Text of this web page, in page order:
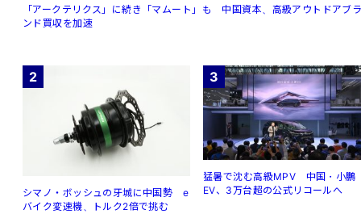
「アークテリクス」に続き「マムート」も 中国資本、高級アウトドアブ
ンド買収を加速
2
シマノ・ボッシュの牙城に中国勢 e
バイク変速機、トルク2倍で挑む
3
猛暑で沈む高級MPV 中国・小鵬
EV、3万台超の公式リコールへ